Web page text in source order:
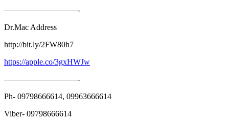
—————————-
Dr.Mac Address
http://bit.ly/2FW80h7
https://apple.co/3gxHWJw
—————————-
Ph- 09798666614, 09963666614
Viber- 09798666614